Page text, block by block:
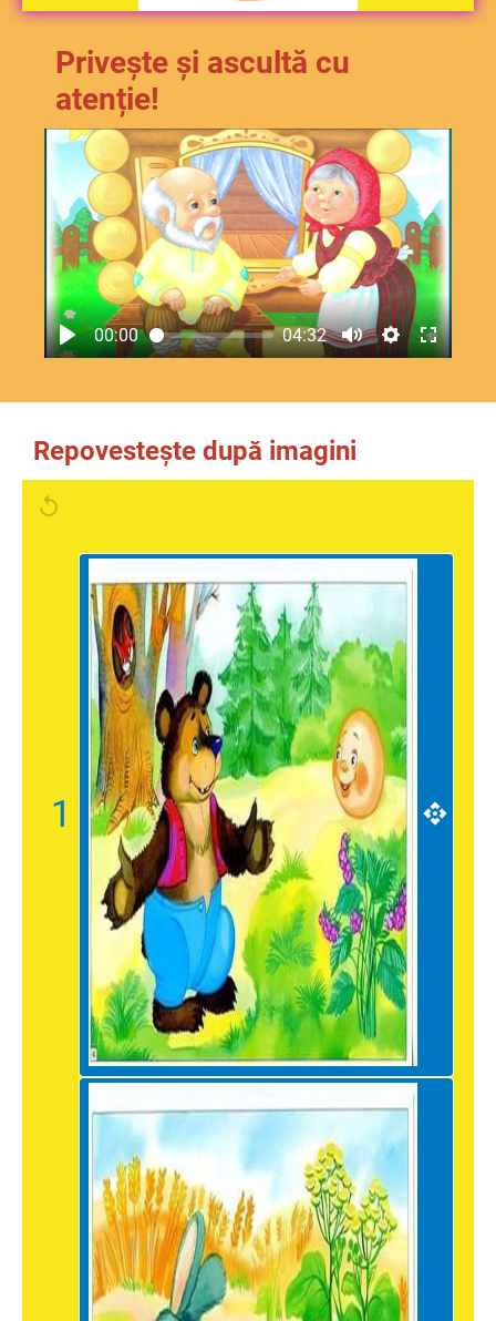
Privește și ascultă cu
atenție!
00:00 04:32
Repovestește după imagini
1